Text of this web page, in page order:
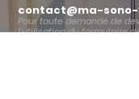
contact@ma-
Pour toute demande de
l’utilisation du formulaire